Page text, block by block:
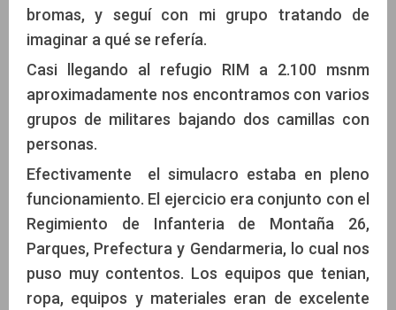
bromas, y seguí con mi grupo tratando de
imaginar a qué se refería.
Casi llegando al refugio RIM a 2.100 msnm
aproximadamente nos encontramos con varios
grupos de militares bajando dos camillas con
personas.
Efectivamente el simulacro estaba en pleno
funcionamiento. El ejercicio era conjunto con el
Regimiento de Infanteria de Montaña 26,
Parques, Prefectura y Gendarmeria, lo cual nos
puso muy contentos. Los equipos que tenian,
ropa, equipos y materiales eran de excelente